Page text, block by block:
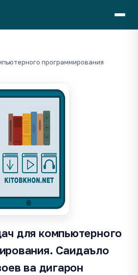
программирования
для компьютерного
Саидаъло
ва дигарон